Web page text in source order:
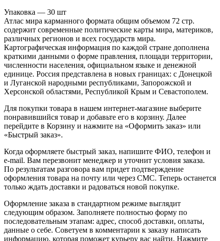
Упаковка — 30 шт
Атлас мира карманного формата общим объемом 72 стр.
содержит современные политические карты мира, материков,
различных регионов и всех государств мира.
Картографическая информация по каждой стране дополнена
краткими данными о форме правления, площади территории,
численности населения, официальном языке и денежной
единице. Россия представлена в новых границах: с Донецкой
и Луганской народными республиками, Запорожской и
Херсонской областями, Республикой Крым и Севастополем.
Для покупки товара в нашем интернет-магазине выберите
понравившийся товар и добавьте его в корзину. Далее
перейдите в Корзину и нажмите на «Оформить заказ» или
«Быстрый заказ».
Когда оформляете быстрый заказ, напишите ФИО, телефон и
e-mail. Вам перезвонит менеджер и уточнит условия заказа.
По результатам разговора вам придет подтверждение
оформления товара на почту или через СМС. Теперь останется
только ждать доставки и радоваться новой покупке.
Оформление заказа в стандартном режиме выглядит
следующим образом. Заполняете полностью форму по
последовательным этапам: адрес, способ доставки, оплаты,
данные о себе. Советуем в комментарии к заказу написать
информацию, которая поможет курьеру вас найти. Нажмите